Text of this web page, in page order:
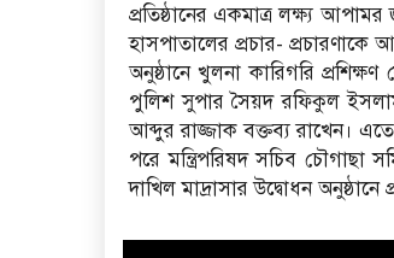
প্রতিষ্ঠানের একমাত্র লক্ষ্য
হাসপাতালের প্রচার- প্রচারণাকে
অনুষ্ঠানে খুলনা কারিগরি
পুলিশ সুপার সৈয়দ রফিকুল
আব্দুর রাজ্জাক বক্তব্য রাখেন।
পরে মন্ত্রিপরিষদ সচিব
দাখিল মাদ্রাসার উদ্বোধন